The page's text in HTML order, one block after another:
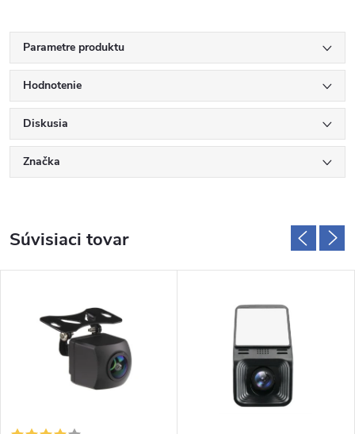
Parametre produktu
Hodnotenie
Diskusia
Značka
Súvisiaci tovar